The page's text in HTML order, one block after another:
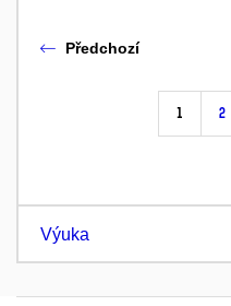
Předchozí
1 2
Výuka